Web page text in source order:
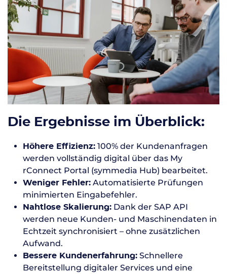
Die Ergebnisse im Überblick:
Höhere Effizienz: 100% der Kundenanfragen
werden vollständig digital über das My
rConnect Portal (symmedia Hub) bearbeitet.
Weniger Fehler: Automatisierte Prüfungen
minimierten Eingabefehler.
Nahtlose Skalierung: Dank der SAP API
werden neue Kunden- und Maschinendaten in
Echtzeit synchronisiert – ohne zusätzlichen
Aufwand.
Bessere Kundenerfahrung: Schnellere
Bereitstellung digitaler Services und eine